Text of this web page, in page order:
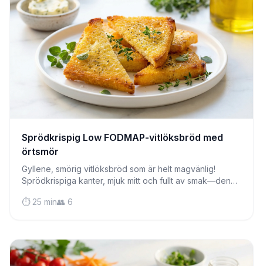
Sprödkrispig Low FODMAP-vitlöksbröd med
örtsmör
Gyllene, smörig vitlöksbröd som är helt magvänlig!
Sprödkrispiga kanter, mjuk mitt och fullt av smak—den
⏱️ 25 min👥 6